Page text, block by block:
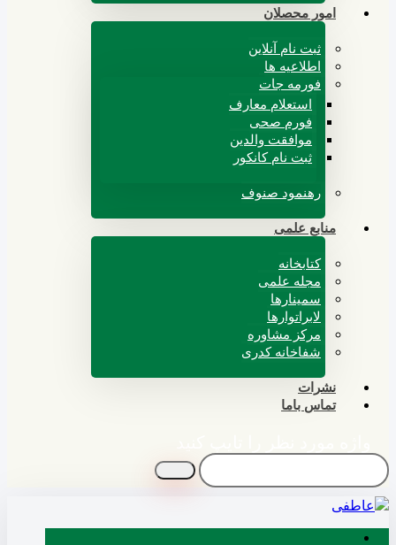
امور محصلان
ثبت نام آنلاین
اطلاعیه ها
فورمه جات
استعلام معارف
فورم صحی
موافقت والدین
ثبت نام کانکور
رهنمود صنوف
منابع علمی
کتابخانه
مجله علمی
سمینارها
لابراتوارها
مرکز مشاوره
شفاخانه کدری
نشرات
تماس باما